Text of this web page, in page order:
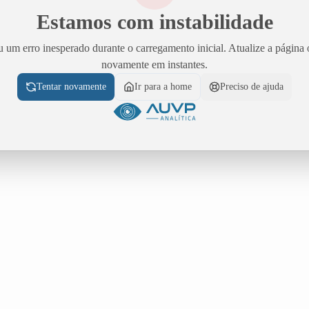
Estamos com instabilidade
um erro inesperado durante o carregamento inicial. Atualize a página
novamente em instantes.
Tentar novamente Ir para a home Preciso de ajuda